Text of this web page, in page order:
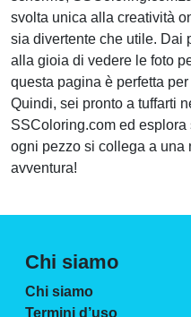
svolta unica alla creatività
sia divertente che utile. Dai
alla gioia di vedere le foto
questa pagina è perfetta
Quindi, sei pronto a tuffarti
SSColoring.com ed
ogni pezzo si collega a una
avventura!
Chi siamo
Chi siamo
Termini d’uso